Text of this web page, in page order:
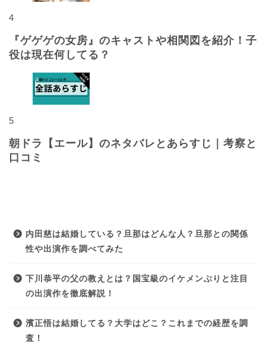
4
『ゲゲゲの女房』のキャストや相関図を紹介！子
役は現在何してる？
5
朝ドラ【エール】のネタバレとあらすじ｜考察と
口コミ
内田慈は結婚している？旦那はどんな人？旦那との関係
性や出演作を調べてみた
下川恭平の父の教えとは？国宝級のイケメンぶりと注目
の出演作を徹底解説！
濱正悟は結婚してる？大学はどこ？これまでの経歴を調
査！